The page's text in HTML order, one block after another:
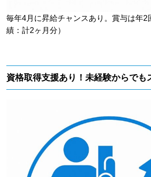
毎年4月に昇給チャンスあり。賞与は年2
績：計2ヶ月分）
資格取得支援あり！未経験からでも